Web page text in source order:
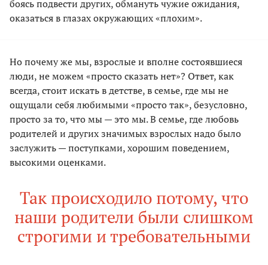
боясь подвести других, обмануть чужие ожидания,
оказаться в глазах окружающих «плохим».
Но почему же мы, взрослые и вполне состоявшиеся
люди, не можем «просто сказать нет»? Ответ, как
всегда, стоит искать в детстве, в семье, где мы не
ощущали себя любимыми «просто так», безусловно,
просто за то, что мы — это мы. В семье, где любовь
родителей и других значимых взрослых надо было
заслужить — поступками, хорошим поведением,
высокими оценками.
Так происходило потому, что
наши родители были слишком
строгими и требовательными